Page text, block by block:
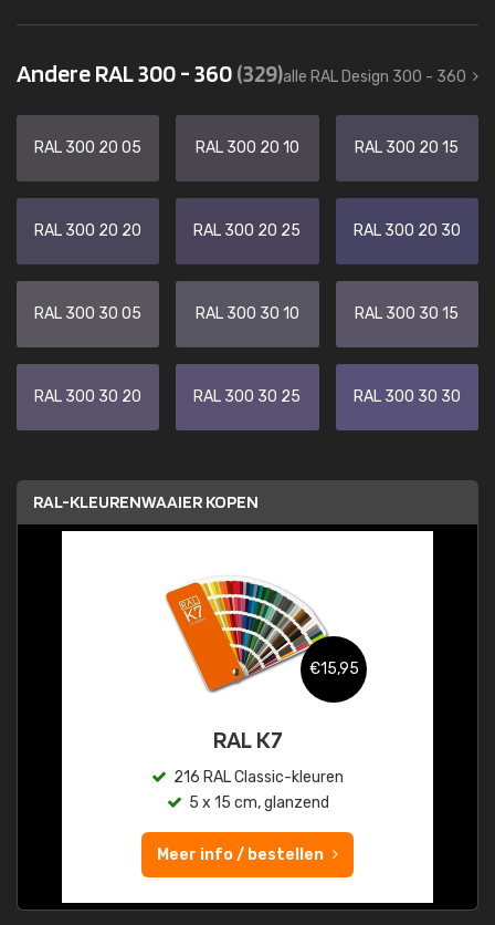
Andere RAL 300 - 360(329)alle RAL Design 300 - 360
RAL 300 20 05 RAL 300 20 10 RAL 300 20 15
RAL 300 20 20 RAL 300 20 25 RAL 300 20 30
RAL 300 30 05 RAL 300 30 10 RAL 300 30 15
RAL 300 30 20 RAL 300 30 25 RAL 300 30 30
RAL-KLEURENWAAIER KOPEN
€15,95
RAL K7
216 RAL Classic-kleuren
5 x 15 cm, glanzend
Meer info / bestellen